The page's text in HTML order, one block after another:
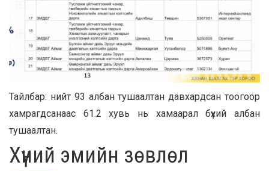
Тайлбар: нийт 93 албан тушаалтан давхардсан тоогоор
хамрагдсанаас 61.2 хувь нь хамаарал бүхий албан
тушаалтан.
Хүний эмийн зөвлөл